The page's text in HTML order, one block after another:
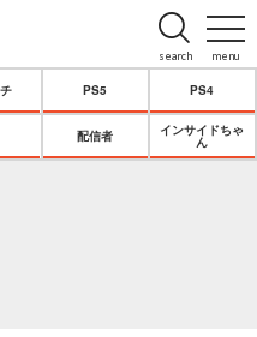
menu
search
PS5 PS4
配信者
インサイドちゃ
ん